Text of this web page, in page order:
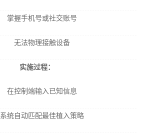
掌握手机号或社交账号
无法物理接触设备
实施过程：
在控制端输入已知信息
系统自动匹配最佳植入策略